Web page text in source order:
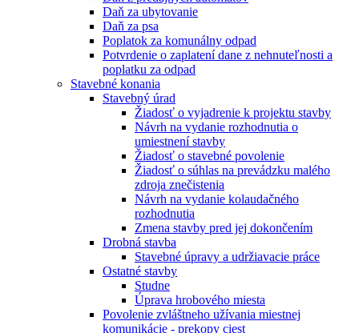
Daň za ubytovanie
Daň za psa
Poplatok za komunálny odpad
Potvrdenie o zaplatení dane z nehnuteľnosti a
poplatku za odpad
Stavebné konania
Stavebný úrad
Žiadosť o vyjadrenie k projektu stavby
Návrh na vydanie rozhodnutia o
umiestnení stavby
Žiadosť o stavebné povolenie
Žiadosť o súhlas na prevádzku malého
zdroja znečistenia
Návrh na vydanie kolaudačného
rozhodnutia
Zmena stavby pred jej dokončením
Drobná stavba
Stavebné úpravy a udržiavacie práce
Ostatné stavby
Studne
Úprava hrobového miesta
Povolenie zvláštneho užívania miestnej
komunikácie - prekopy ciest